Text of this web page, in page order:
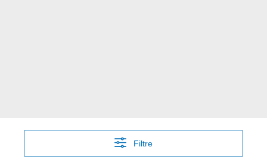
Filtre